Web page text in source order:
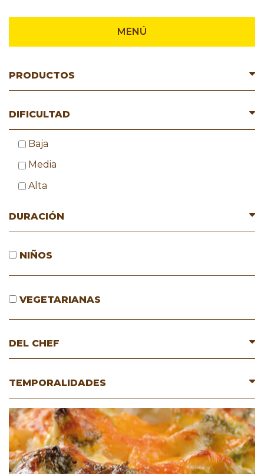
MENÚ
PRODUCTOS
DIFICULTAD
Baja
Media
Alta
DURACIÓN
NIÑOS
VEGETARIANAS
DEL CHEF
TEMPORALIDADES